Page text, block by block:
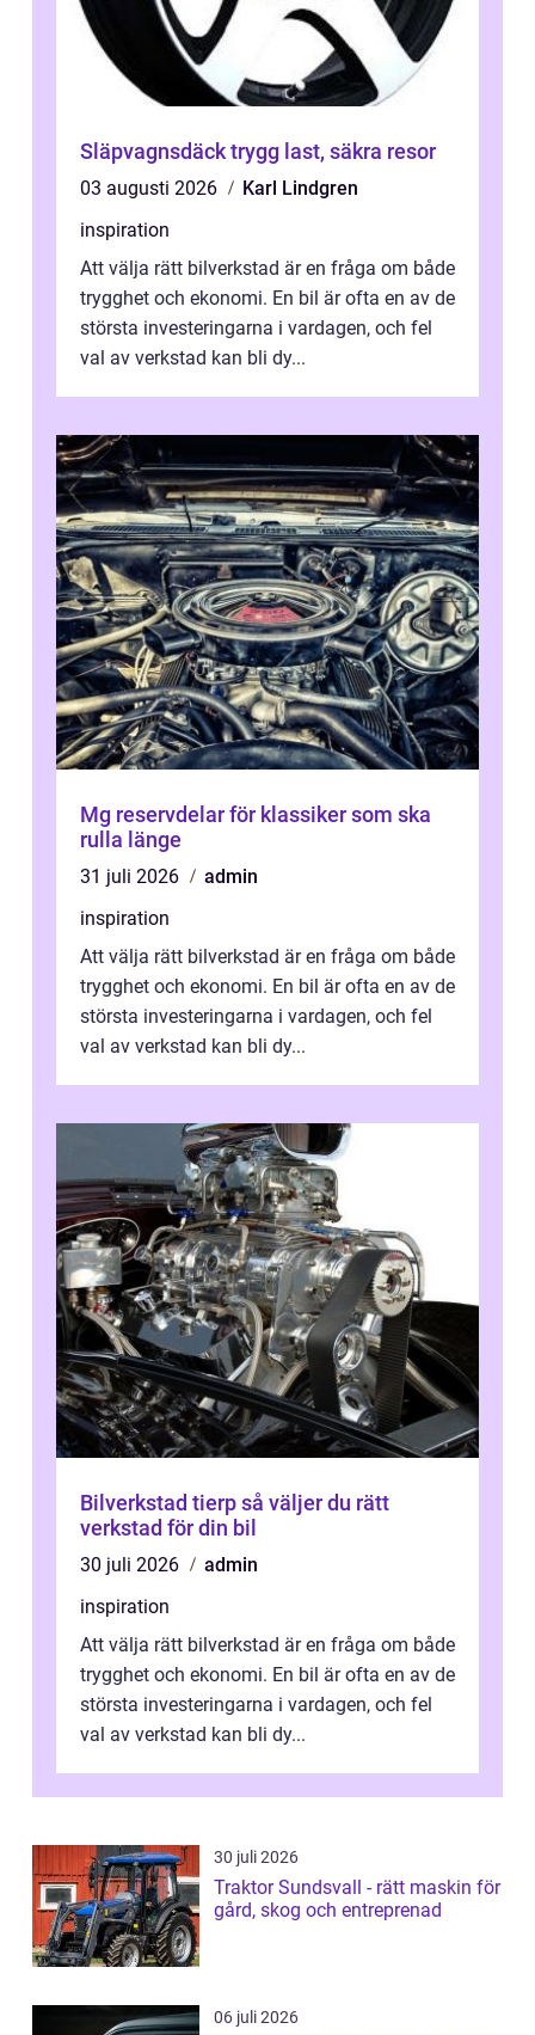
Släpvagnsdäck trygg last, säkra resor
03 augusti 2026
Karl Lindgren
inspiration
Att välja rätt bilverkstad är en fråga om både
trygghet och ekonomi. En bil är ofta en av de
största investeringarna i vardagen, och fel
val av verkstad kan bli dy...
Mg reservdelar för klassiker som ska
rulla länge
31 juli 2026
admin
inspiration
Att välja rätt bilverkstad är en fråga om både
trygghet och ekonomi. En bil är ofta en av de
största investeringarna i vardagen, och fel
val av verkstad kan bli dy...
Bilverkstad tierp så väljer du rätt
verkstad för din bil
30 juli 2026
admin
inspiration
Att välja rätt bilverkstad är en fråga om både
trygghet och ekonomi. En bil är ofta en av de
största investeringarna i vardagen, och fel
val av verkstad kan bli dy...
30 juli 2026
Traktor Sundsvall - rätt maskin för
gård, skog och entreprenad
06 juli 2026